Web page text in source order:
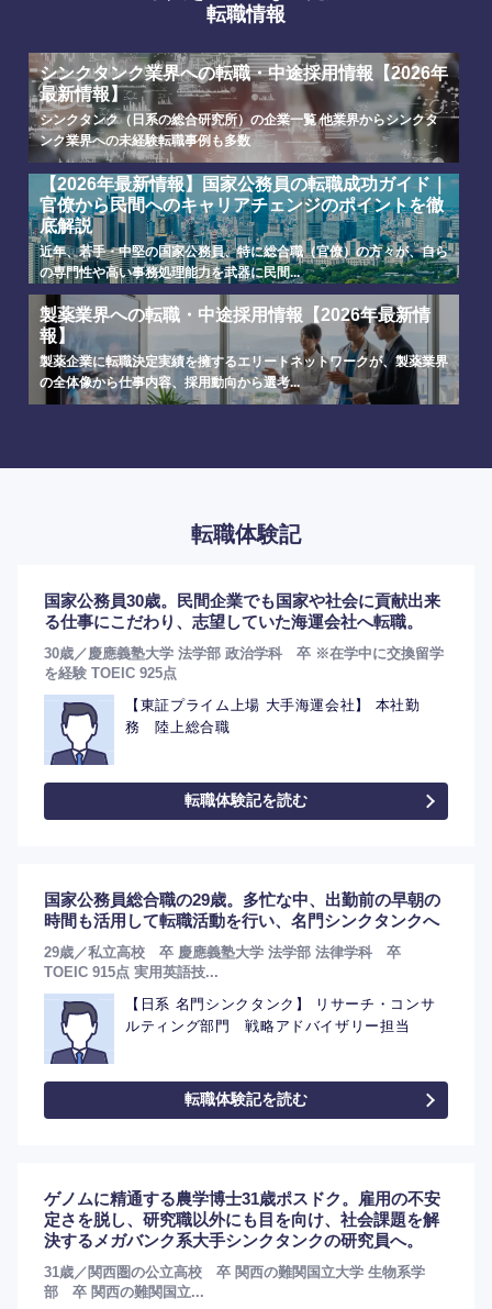
選択する
選択する
選択する
選択する
転職情報
シンクタンク業界への転職・中途採用情報【2026年
最新情報】
シンクタンク（日系の総合研究所）の企業一覧 他業界からシンクタ
ンク業界への未経験転職事例も多数
【2026年最新情報】国家公務員の転職成功ガイド｜
官僚から民間へのキャリアチェンジのポイントを徹
底解説
近年、若手・中堅の国家公務員、特に総合職（官僚）の方々が、自ら
の専門性や高い事務処理能力を武器に民間...
製薬業界への転職・中途採用情報【2026年最新情
報】
製薬企業に転職決定実績を擁するエリートネットワークが、製薬業界
の全体像から仕事内容、採用動向から選考...
転職体験記
国家公務員30歳。民間企業でも国家や社会に貢献出来
る仕事にこだわり、志望していた海運会社へ転職。
30歳／慶應義塾大学 法学部 政治学科 卒 ※在学中に交換留学
を経験 TOEIC 925点
【東証プライム上場 大手海運会社】 本社勤
務 陸上総合職
転職体験記を読む
国家公務員総合職の29歳。多忙な中、出勤前の早朝の
時間も活用して転職活動を行い、名門シンクタンクへ
29歳／私立高校 卒 慶應義塾大学 法学部 法律学科 卒
TOEIC 915点 実用英語技...
【日系 名門シンクタンク】 リサーチ・コンサ
ルティング部門 戦略アドバイザリー担当
転職体験記を読む
ゲノムに精通する農学博士31歳ポスドク。雇用の不安
定さを脱し、研究職以外にも目を向け、社会課題を解
決するメガバンク系大手シンクタンクの研究員へ。
31歳／関西圏の公立高校 卒 関西の難関国立大学 生物系学
部 卒 関西の難関国立...